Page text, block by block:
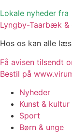
Lokale nyheder fra
Lyngby-Taarbæk &
Hos os kan alle
Få avisen tilsendt
Bestil på
Nyheder
Kunst & kultur
Sport
Børn & unge